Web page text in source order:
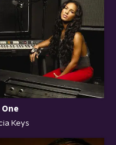
One
Keys